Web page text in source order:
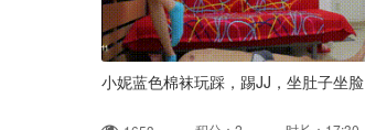
小妮蓝色棉袜玩踩，踢JJ，坐肚子坐脸